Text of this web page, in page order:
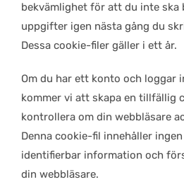
bekvämlighet för att du inte ska
uppgifter igen nästa gång du
Dessa cookie-filer gäller i ett år.
Om du har ett konto och loggar
kommer vi att skapa en tillfällig
kontrollera om din webbläsare
Denna cookie-fil innehåller
identifierbar information och
din webbläsare.